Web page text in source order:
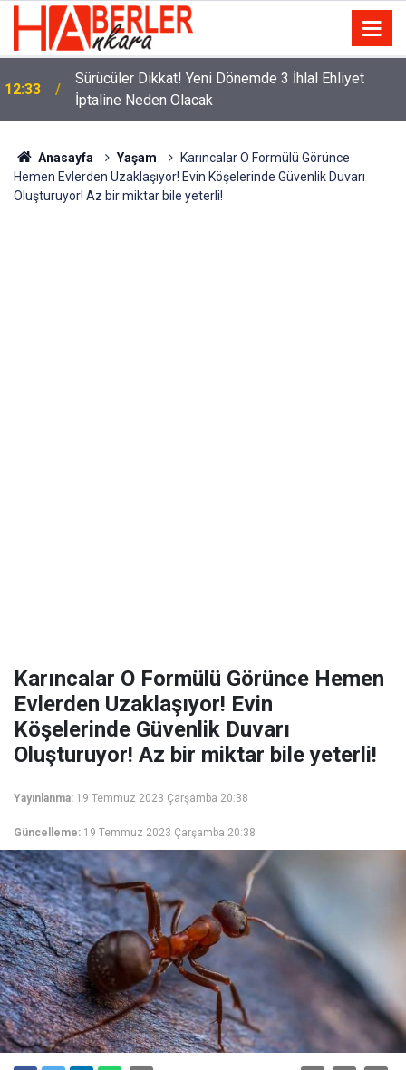
12:33
Sürücüler Dikkat! Yeni Dönemde 3 İhlal Ehliyet
İptaline Neden Olacak
Anasayfa Yaşam
Karıncalar O Formülü Görünce
Hemen Evlerden Uzaklaşıyor! Evin Köşelerinde Güvenlik Duvarı
Oluşturuyor! Az bir miktar bile yeterli!
Karıncalar O Formülü Görünce Hemen
Evlerden Uzaklaşıyor! Evin
Köşelerinde Güvenlik Duvarı
Oluşturuyor! Az bir miktar bile yeterli!
Yayınlanma: 19 Temmuz 2023 Çarşamba 20:38
Güncelleme: 19 Temmuz 2023 Çarşamba 20:38